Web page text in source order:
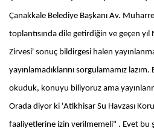
Çanakkale Belediye Başkanı Av.
toplantısında dile getirdiğin ve geçen yıl
Zirvesi' sonuç bildirgesi halen
yayınlamadıklarını sorgulamamız
okuduk, konuyu biliyoruz ama
Orada diyor ki 'Atikhisar Su Havzası
faaliyetlerine izin verilmemeli" . Evet bu